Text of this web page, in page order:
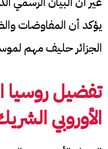
يؤكد أن المفاوضات
الجزائر حليف مهم
تفضيل روسيا
الأوروبي